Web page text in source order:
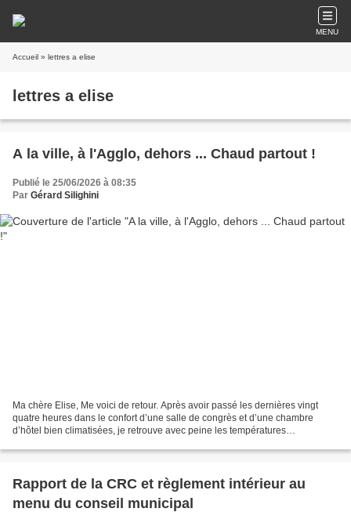
MENU
Accueil » lettres a elise
lettres a elise
A la ville, à l'Agglo, dehors ... Chaud partout !
Publié le 25/06/2026 à 08:35
Par Gérard Silighini
Ma chère Elise, Me voici de retour. Après avoir passé les dernières vingt
quatre heures dans le confort d’une salle de congrès et d’une chambre
d’hôtel bien climatisées, je retrouve avec peine les températures
Rapport de la CRC et règlement intérieur au
menu du conseil municipal